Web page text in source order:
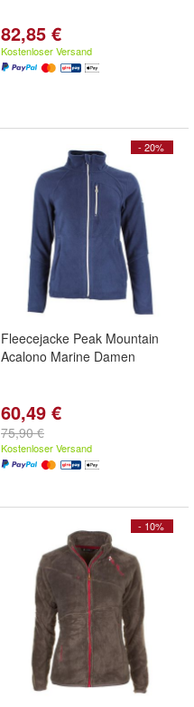
82,85 €
Kostenloser Versand
- 20%
Fleecejacke Peak Mountain
Acalono Marine Damen
60,49 €
75,90 €
Kostenloser Versand
- 10%